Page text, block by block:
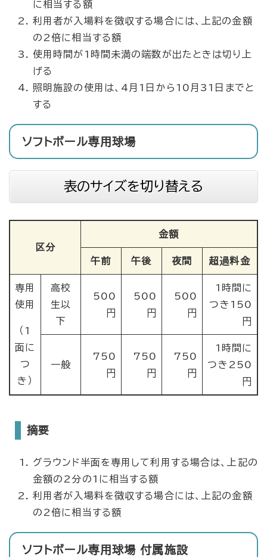
に相当する額
利用者が入場料を徴収する場合には、上記の金額
の2倍に相当する額
使用時間が1時間未満の端数が出たときは切り上
げる
照明施設の使用は、4月1日から10月31日までと
する
ソフトボール専用球場
表のサイズを切り替える
区分
金額
午前 午後 夜間 超過料金
専用
使用
（1
面に
つ
き）
高校
生以
下
500
円
500
円
500
円
1時間に
つき150
円
一般
750
円
750
円
750
円
1時間に
つき250
円
摘要
グラウンド半面を専用して利用する場合は、上記の
金額の2分の1に相当する額
利用者が入場料を徴収する場合には、上記の金額
の2倍に相当する額
ソフトボール専用球場 付属施設